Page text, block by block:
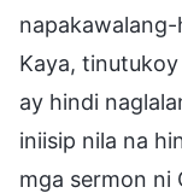
Kaya,
ay hindi
iniisip nila na
mga sermon ni